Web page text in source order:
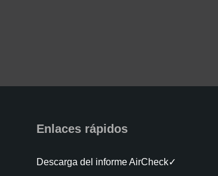
Enlaces rápidos
Descarga del informe AirCheck✓